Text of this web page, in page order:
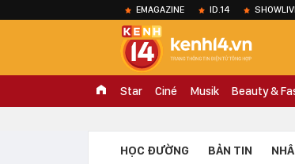
EMAGAZINE ID.14
Star Ciné Musik Beauty &
HỌC ĐƯỜNG BẢN TIN